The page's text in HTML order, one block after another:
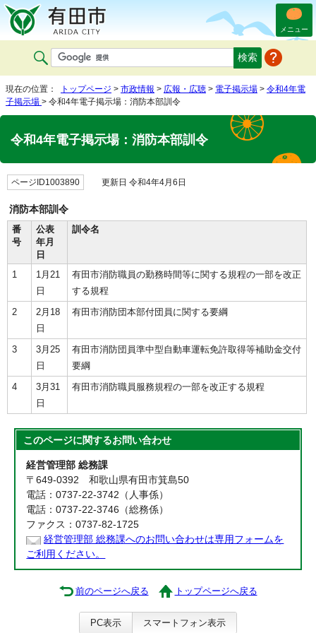
メニュー
現在の位置： トップページ > 市政情報 > 広報・広聴 > 電子掲示場 > 令和4年電
子掲示場 > 令和4年電子掲示場：消防本部訓令
令和4年電子掲示場：消防本部訓令
ページID1003890 更新日 令和4年4月6日
消防本部訓令
番
号
公表
年月
日
訓令名
1
1月21
日
有田市消防職員の勤務時間等に関する規程の一部を改正
する規程
2
2月18
日
有田市消防団本部付団員に関する要綱
3
3月25
日
有田市消防団員準中型自動車運転免許取得等補助金交付
要綱
4
3月31
日
有田市消防職員服務規程の一部を改正する規程
このページに関するお問い合わせ
経営管理部 総務課
〒649-0392 和歌山県有田市箕島50
電話：0737-22-3742（人事係）
電話：0737-22-3746（総務係）
ファクス：0737-82-1725
経営管理部 総務課へのお問い合わせは専用フォームを
ご利用ください。
前のページへ戻る トップページへ戻る
PC表示 スマートフォン表示